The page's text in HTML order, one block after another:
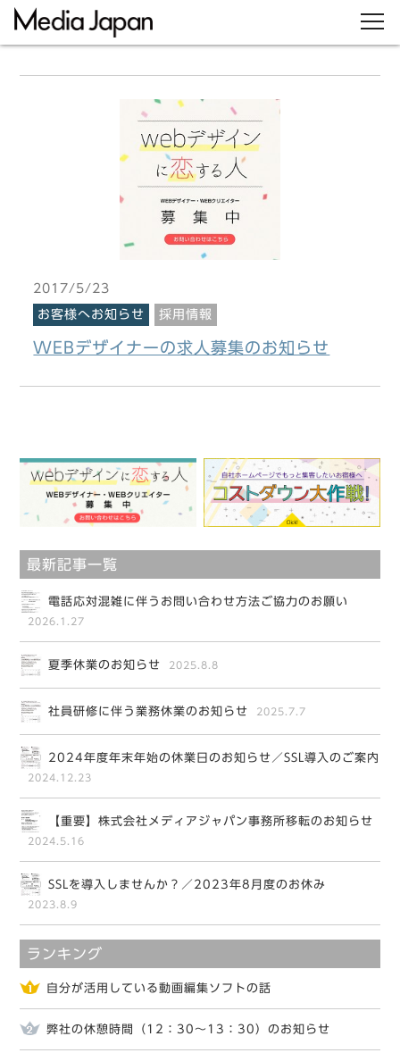
2017/5/23
お客様へお知らせ 採用情報
WEBデザイナーの求人募集のお知らせ
最新記事一覧
電話応対混雑に伴うお問い合わせ方法ご協力のお願い
2026.1.27
夏季休業のお知らせ 2025.8.8
社員研修に伴う業務休業のお知らせ 2025.7.7
2024年度年末年始の休業日のお知らせ／SSL導入のご案内
2024.12.23
【重要】株式会社メディアジャパン事務所移転のお知らせ
2024.5.16
SSLを導入しませんか？／2023年8月度のお休み
2023.8.9
ランキング
自分が活用している動画編集ソフトの話
弊社の休憩時間（12：30～13：30）のお知らせ